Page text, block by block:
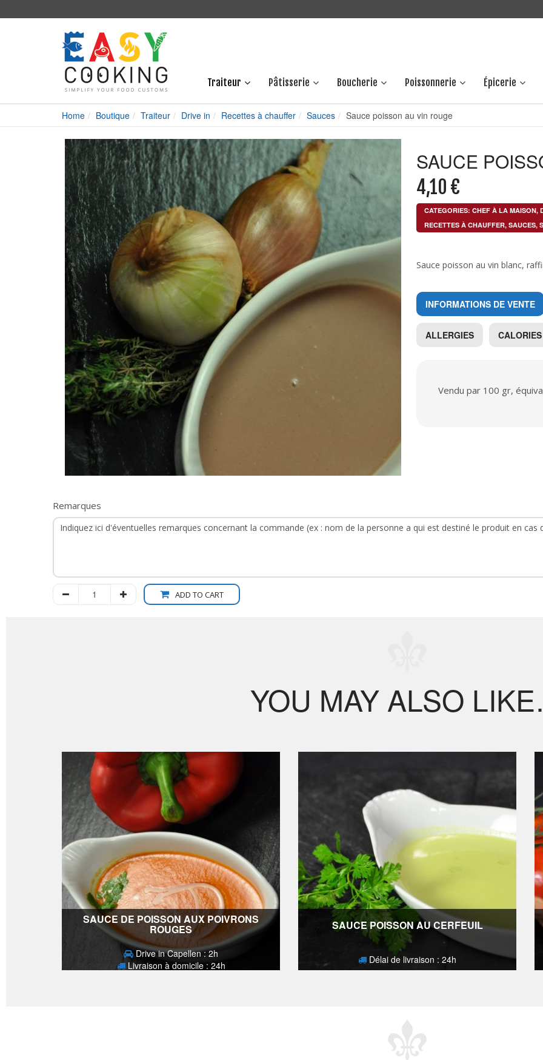
Traiteur Pâtisserie Boucherie Poissonnerie Épicerie
Home Boutique Traiteur Drive in Recettes à chauffer Sauces Sauce poisson au vin rouge
SAUCE
4,10 €
CATEGORIES: CHEF À LA MAISON,
RECETTES À CHAUFFER, SAUCES,
Sauce poisson au vin blanc,
INFORMATIONS DE VENTE
ALLERGIES CALORIES
Vendu par 100 gr,
Remarques
ADD TO CART
YOU MAY ALSO
SAUCE DE POISSON AUX POIVRONS
ROUGES
Drive in Capellen : 2h
Livraison à domicile : 24h
SAUCE POISSON AU CERFEUIL
Délai de livraison : 24h